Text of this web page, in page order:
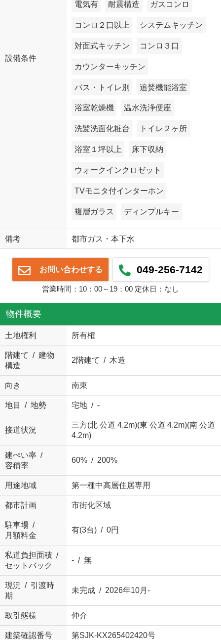
設備条件
電気有 耐震構造 ガスコンロ
コンロ２口以上 システムキッチン
対面式キッチン コンロ３口
カウンターキッチン
バス・トイレ別 追焚機能浴室
浴室乾燥機 温水洗浄便座
洗髪洗面化粧台 トイレ２ヶ所
浴室１坪以上 床下収納
ウォークインクロゼット
TVモニタ付インターホン
複層ガラス ディンプルキー
備考 都市ガス・本下水
お問い合わせする 049-256-7142
営業時間：10：00～19：00 定休日：なし
物件概要
土地権利 所有権
階建て / 建物
構造
2階建て / 木造
向き 南東
地目 / 地勢 宅地 / -
接道状況
三方(北 公道 4.2m)(東 公道 4.2m)(南 公道
4.2m)
建ぺい率 /
容積率
60% / 200%
用途地域 第一種中高層住居専用
都市計画 市街化区域
駐車場 /
月額料金
有(3台) / 0円
私道負担面積 /
セットバック
- / 無
現況 / 引渡時
期
未完成 / 2026年10月-
取引態様 仲介
建築確認番号 第SJK-KX265402420号